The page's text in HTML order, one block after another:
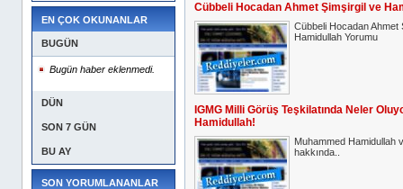
EN ÇOK OKUNANLAR
BUGÜN
Bugün haber eklenmedi.
DÜN
SON 7 GÜN
BU AY
SON YORUMLANANLAR
Cübbeli Hocadan Ahmet Şimşirgil ve
Cübbeli Hocadan Ahmet
Hamidullah Yorumu
IGMG Milli Görüş Teşkilatında Neler
Hamidullah!
Muhammed Hamidullah
hakkında..